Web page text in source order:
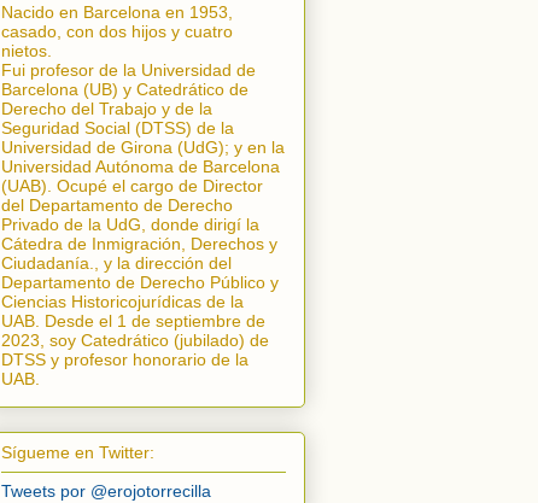
Nacido en Barcelona en 1953,
casado, con dos hijos y cuatro
nietos.
Fui profesor de la Universidad de
Barcelona (UB) y Catedrático de
Derecho del Trabajo y de la
Seguridad Social (DTSS) de la
Universidad de Girona (UdG); y en la
Universidad Autónoma de Barcelona
(UAB). Ocupé el cargo de Director
del Departamento de Derecho
Privado de la UdG, donde dirigí la
Cátedra de Inmigración, Derechos y
Ciudadanía.
, y la dirección del
Departamento de Derecho Público y
Ciencias Historicojurídicas de la
UAB. Desde el 1 de septiembre de
2023, soy Catedrático (jubilado) de
DTSS y profesor honorario de la
UAB.
Sígueme en Twitter:
Tweets por @erojotorrecilla